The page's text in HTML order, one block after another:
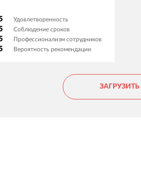
Удовлетворенность
Соблюдение сроков
Профессионализм сотрудников
Вероятность рекомендации